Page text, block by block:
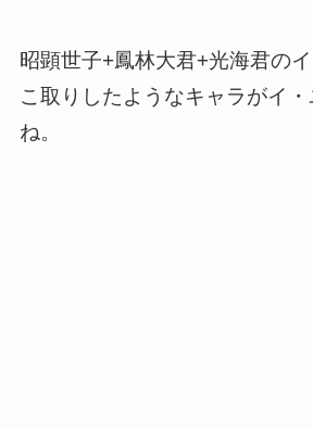
昭顕世子+鳳林大君+光海君の
こ取りしたようなキャラがイ
ね。